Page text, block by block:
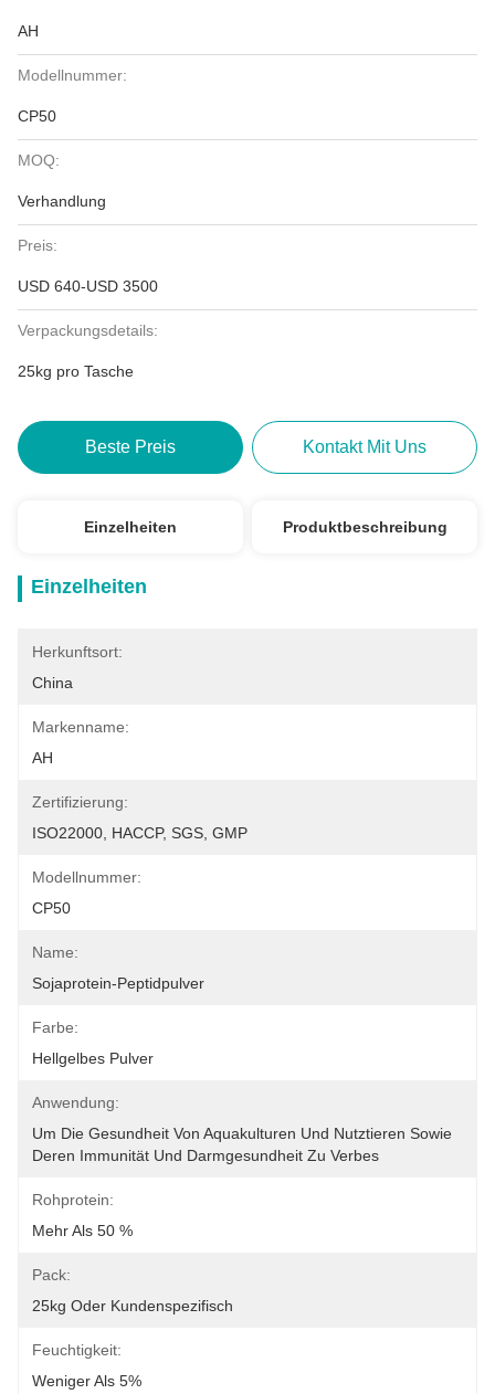
AH
Modellnummer:
CP50
MOQ:
Verhandlung
Preis:
USD 640-USD 3500
Verpackungsdetails:
25kg pro Tasche
Beste Preis Kontakt Mit Uns
Einzelheiten Produktbeschreibung
Einzelheiten
Herkunftsort:
China
Markenname:
AH
Zertifizierung:
ISO22000, HACCP, SGS, GMP
Modellnummer:
CP50
Name:
Sojaprotein-Peptidpulver
Farbe:
Hellgelbes Pulver
Anwendung:
Um Die Gesundheit Von Aquakulturen Und Nutztieren Sowie
Deren Immunität Und Darmgesundheit Zu Verbes
Rohprotein:
Mehr Als 50 %
Pack:
25kg Oder Kundenspezifisch
Feuchtigkeit:
Weniger Als 5%